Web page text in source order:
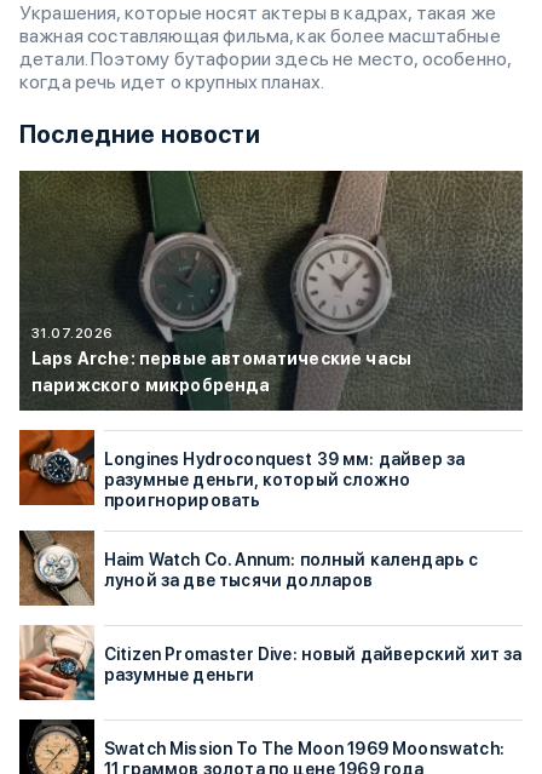
Украшения, которые носят актеры в кадрах, такая же
важная составляющая фильма, как более масштабные
детали. Поэтому бутафории здесь не место, особенно,
когда речь идет о крупных планах.
Последние новости
31.07.2026
Laps Arche: первые автоматические часы
парижского микробренда
Longines Hydroconquest 39 мм: дайвер за
разумные деньги, который сложно
проигнорировать
Haim Watch Co. Annum: полный календарь с
луной за две тысячи долларов
Citizen Promaster Dive: новый дайверский хит за
разумные деньги
Swatch Mission To The Moon 1969 Moonswatch:
11 граммов золота по цене 1969 года